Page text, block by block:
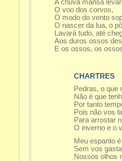
A chuva mansa
O voo dos corvos,
O modo do vento
O nascer da lua, o
Lavará tudo, até
Aos duros ossos
E os ossos, os
CHARTRES
Pedras, o que
Não é que
Por tanto
Pois não vos
Para arrostar
O inverno e o
Meu espanto
Sem vos
Nossos olhos